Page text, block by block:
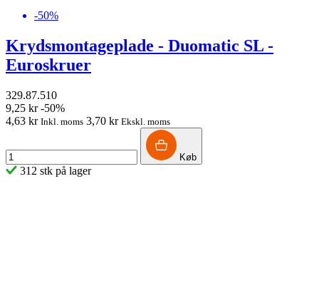
-50%
Krydsmontageplade - Duomatic SL -
Euroskruer
329.87.510
9,25 kr -50%
4,63 kr Inkl. moms 3,70 kr Ekskl. moms
Køb
312 stk på lager